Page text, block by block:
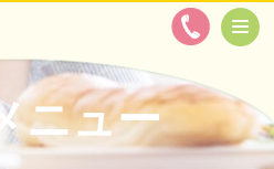
ニュー